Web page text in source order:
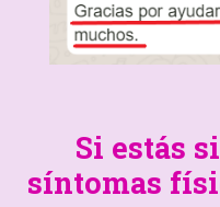
Si estás
síntomas